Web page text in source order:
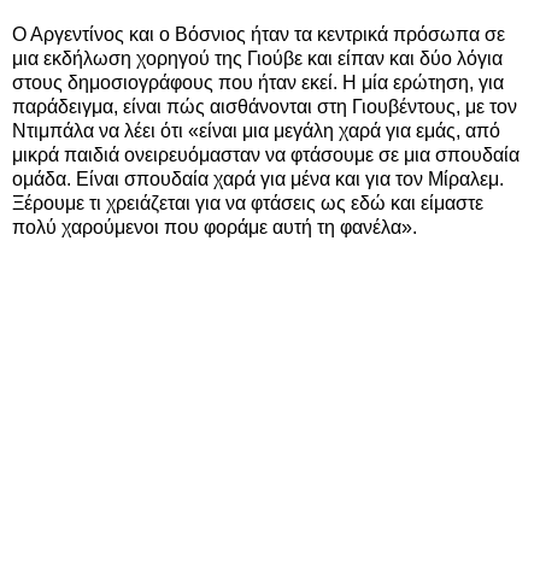
Ο Αργεντίνος και ο Βόσνιος ήταν τα κεντρικά πρόσωπα σε
μια εκδήλωση χορηγού της Γιούβε και είπαν και δύο λόγια
στους δημοσιογράφους που ήταν εκεί. Η μία ερώτηση, για
παράδειγμα, είναι πώς αισθάνονται στη Γιουβέντους, με τον
Ντιμπάλα να λέει ότι «είναι μια μεγάλη χαρά για εμάς, από
μικρά παιδιά ονειρευόμασταν να φτάσουμε σε μια σπουδαία
ομάδα. Είναι σπουδαία χαρά για μένα και για τον Μίραλεμ.
Ξέρουμε τι χρειάζεται για να φτάσεις ως εδώ και είμαστε
πολύ χαρούμενοι που φοράμε αυτή τη φανέλα».